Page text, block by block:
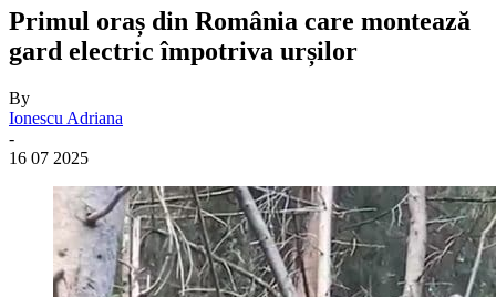
Primul oraș din România care montează
gard electric împotriva urșilor
By
Ionescu Adriana
-
16 07 2025